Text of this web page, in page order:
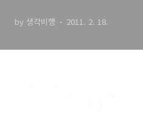
by 생각비행 2011. 2. 18.